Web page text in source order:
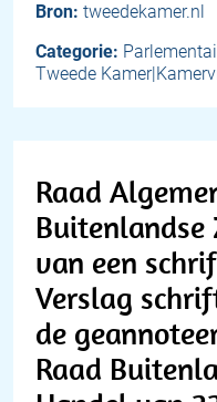
Bron: tweedekamer.nl
Categorie:
Tweede
Raad
Buitenlandse
van een
Verslag
de
Raad